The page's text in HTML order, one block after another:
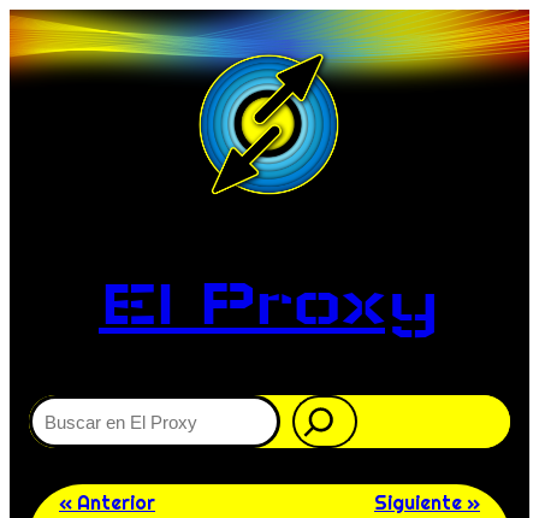
El Proxy
Buscar
« Anterior Siguiente »